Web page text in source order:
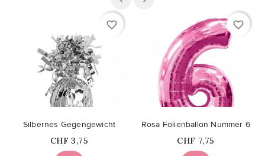
favorite_border
Silbernes Gegengewicht
Price
CHF 3,75
favorite_border
Rosa Folienballon Nummer 6
Price
CHF 7,75